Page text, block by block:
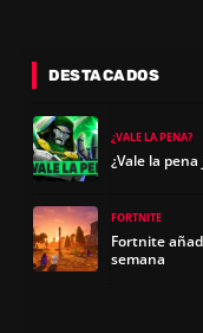
DESTACADOS
¿VALE LA PENA?
¿Vale la
FORTNITE
Fortnite
semana